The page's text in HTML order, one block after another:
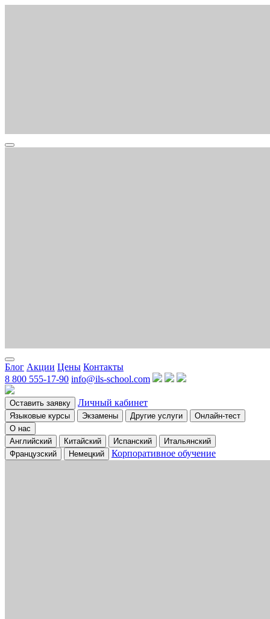
Блог Акции Цены Контакты
8 800 555-17-90 info@ils-school.com
Оставить заявку Личный кабинет
Языковые курсы Экзамены Другие услуги
Онлайн-тест
О нас
Английский
Китайский Испанский
Итальянский
Французский
Немецкий Корпоративное обучение